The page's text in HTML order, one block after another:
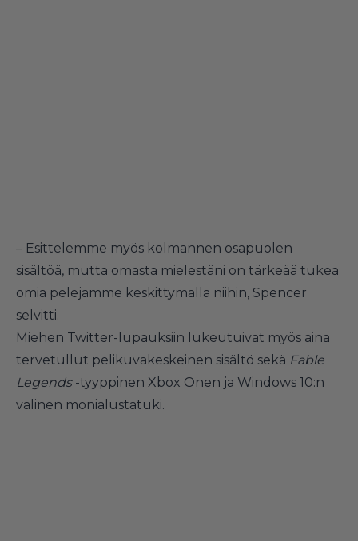
– Esittelemme myös kolmannen osapuolen
sisältöä, mutta omasta mielestäni on tärkeää tukea
omia pelejämme keskittymällä niihin, Spencer
selvitti.
Miehen Twitter-lupauksiin lukeutuivat myös aina
tervetullut pelikuvakeskeinen sisältö sekä Fable
Legends -tyyppinen Xbox Onen ja Windows 10:n
välinen monialustatuki.